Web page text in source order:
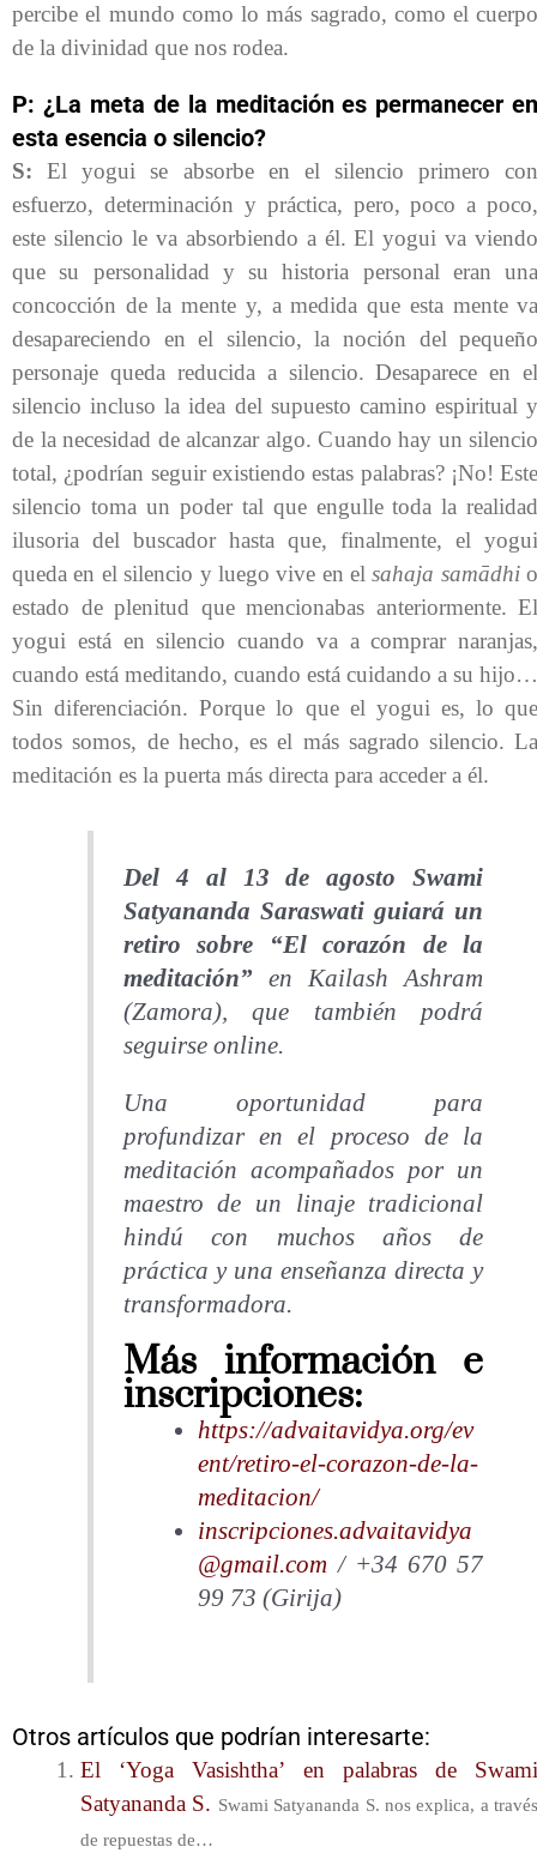
percibe el mundo como lo más sagrado, como el
de la divinidad que nos rodea.
P: ¿La meta de la meditación es permanecer
esta esencia o silencio?
S: El yogui se absorbe en el silencio primero
esfuerzo, determinación y práctica, pero, poco a
este silencio le va absorbiendo a él. El yogui va
que su personalidad y su historia personal eran
concocción de la mente y, a medida que esta mente
desapareciendo en el silencio, la noción del
personaje queda reducida a silencio. Desaparece en
silencio incluso la idea del supuesto camino espiritual
de la necesidad de alcanzar algo. Cuando hay un
total, ¿podrían seguir existiendo estas palabras? ¡No!
silencio toma un poder tal que engulle toda la
ilusoria del buscador hasta que, finalmente, el
queda en el silencio y luego vive en el sahaja samādhi
estado de plenitud que mencionabas anteriormente.
yogui está en silencio cuando va a comprar
cuando está meditando, cuando está cuidando a su
Sin diferenciación. Porque lo que el yogui es, lo
todos somos, de hecho, es el más sagrado silencio.
meditación es la puerta más directa para acceder a él.
Del 4 al 13 de agosto Swami
Satyananda Saraswati guiará un
retiro sobre “El corazón de la
meditación” en Kailash Ashram
(Zamora), que también podrá
seguirse online.
Una oportunidad para
profundizar en el proceso de la
meditación acompañados por un
maestro de un linaje tradicional
hindú con muchos años de
práctica y una enseñanza directa y
transformadora.
Más información e
inscripciones:
https://advaitavidya.org/ev
ent/retiro-el-corazon-de-la-
meditacion/
inscripciones.advaitavidya
@gmail.com / +34 670 57
99 73 (Girija)
Otros artículos que podrían interesarte:
El ‘Yoga Vasishtha’ en palabras de
Satyananda S. Swami Satyananda S. nos explica, a
de repuestas de…